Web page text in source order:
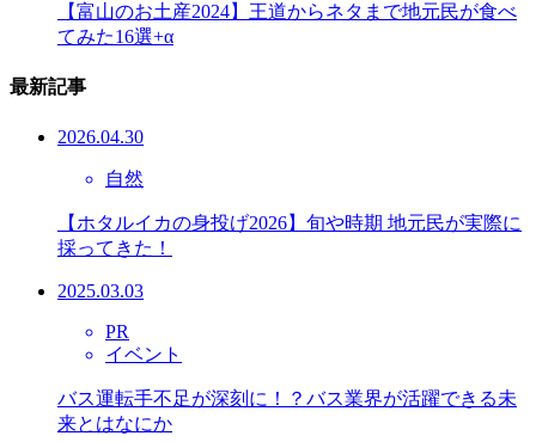
【富山のお土産2024】王道からネタまで地元民が食べ
てみた16選+α
最新記事
2026.04.30
自然
【ホタルイカの身投げ2026】旬や時期 地元民が実際に
採ってきた！
2025.03.03
PR
イベント
バス運転手不足が深刻に！？バス業界が活躍できる未
来とはなにか